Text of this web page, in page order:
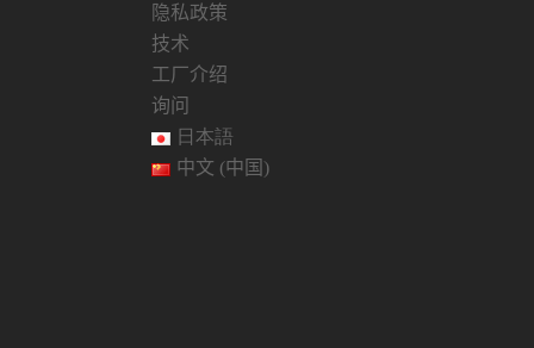
隐私政策
技术
工厂介绍
询问
日本語
中文 (中国)